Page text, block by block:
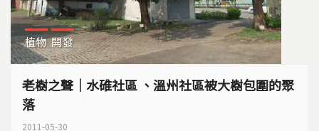
植物 開發
老樹之聲｜水碓社區 、溫州社區被大樹包圍的聚
落
2011-05-30